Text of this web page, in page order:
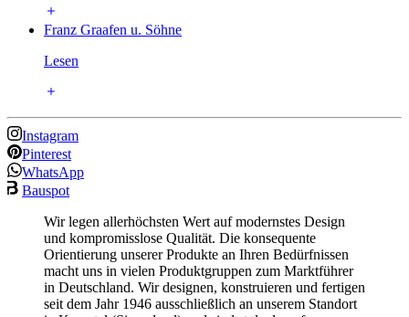
Franz Graafen u. Söhne
Lesen
Instagram
Pinterest
WhatsApp
Bauspot
Wir legen allerhöchsten Wert auf modernstes Design
und kompromisslose Qualität. Die konsequente
Orientierung unserer Produkte an Ihren Bedürfnissen
macht uns in vielen Produktgruppen zum Marktführer
in Deutschland. Wir designen, konstruieren und fertigen
seit dem Jahr 1946 ausschließlich an unserem Standort